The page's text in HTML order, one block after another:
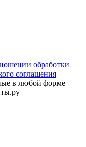
обработки
соглашения
в любой форме